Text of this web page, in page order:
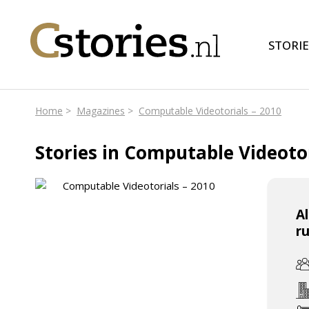
Home Magazines Computable Videotorials – 2010
Stories in Computable